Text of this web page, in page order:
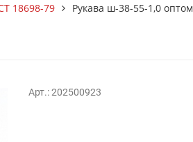
18698-79 Рукава ш-38-55-1,0 оптом
Арт.: 202500923